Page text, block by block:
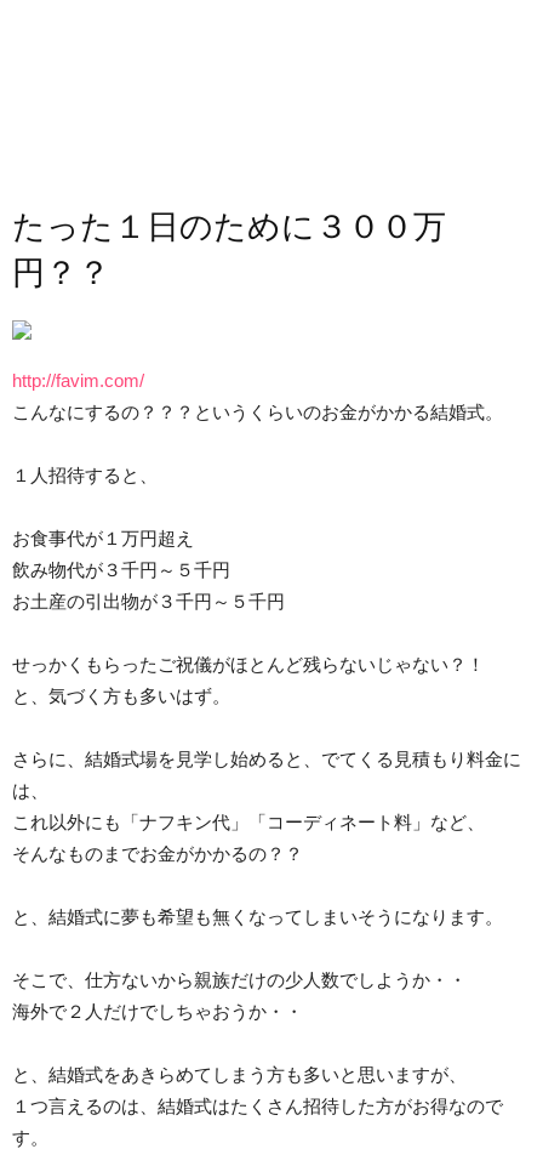
たった１日のために３００万
円？？
http://favim.com/
こんなにするの？？？というくらいのお金がかかる結婚式。
１人招待すると、
お食事代が１万円超え
飲み物代が３千円～５千円
お土産の引出物が３千円～５千円
せっかくもらったご祝儀がほとんど残らないじゃない？！
と、気づく方も多いはず。
さらに、結婚式場を見学し始めると、でてくる見積もり料金に
は、
これ以外にも「ナフキン代」「コーディネート料」など、
そんなものまでお金がかかるの？？
と、結婚式に夢も希望も無くなってしまいそうになります。
そこで、仕方ないから親族だけの少人数でしようか・・
海外で２人だけでしちゃおうか・・
と、結婚式をあきらめてしまう方も多いと思いますが、
１つ言えるのは、結婚式はたくさん招待した方がお得なので
す。